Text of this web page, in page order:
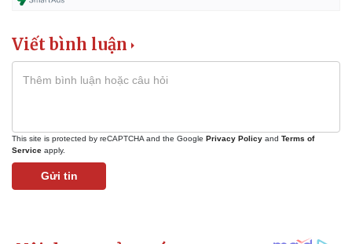
Viết bình luận
This site is protected by reCAPTCHA and the Google Privacy Policy and Terms of
Service apply.
Gửi tin